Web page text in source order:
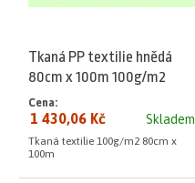
Tkaná PP textilie hnědá
80cm x 100m 100g/m2
Skladem
Cena:
1 430,06 Kč
Tkaná textilie 100g/m2 80cm x
100m